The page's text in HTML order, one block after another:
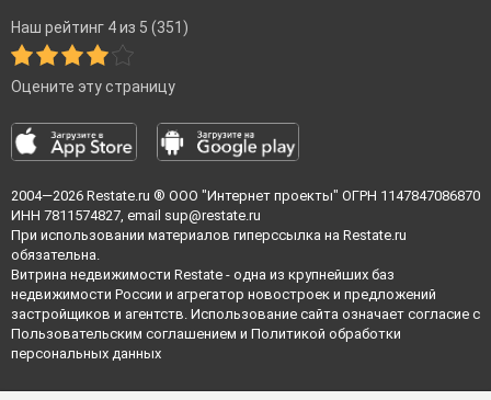
Наш рейтинг 4 из 5 (351)
Оцените эту страницу
2004—2026 Restate.ru ® ООО "Интернет проекты" ОГРН 1147847086870
ИНН 7811574827, email sup@restate.ru
При использовании материалов гиперссылка на Restate.ru
обязательна.
Витрина недвижимости Restate - одна из крупнейших баз
недвижимости России и агрегатор новостроек и предложений
застройщиков и агентств. Использование сайта означает согласие с
Пользовательским соглашением и Политикой обработки
персональных данных